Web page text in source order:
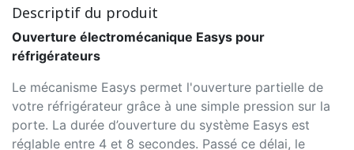
Descriptif du produit
Ouverture électromécanique Easys pour
réfrigérateurs
Le mécanisme Easys permet l'ouverture partielle de
votre réfrigérateur grâce à une simple pression sur la
porte. La durée d’ouverture du système Easys est
réglable entre 4 et 8 secondes. Passé ce délai, le